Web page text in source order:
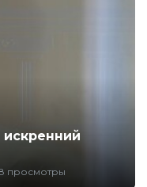
просмотры